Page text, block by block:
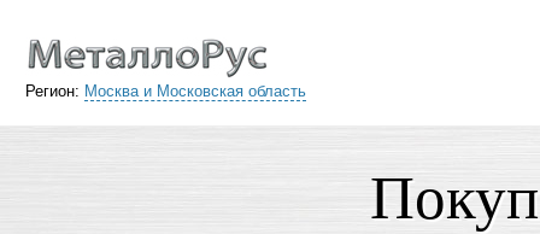
Регион: Москва и Московская область